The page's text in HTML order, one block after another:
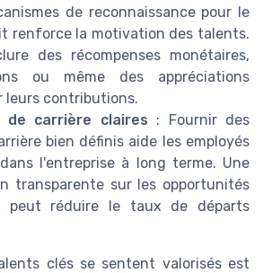
de reconnaissance pour le
renforce la motivation des talents.
des récompenses monétaires,
ou même des appréciations
leurs contributions.
de carrière claires : Fournir des
bien définis aide les employés
l'entreprise à long terme. Une
transparente sur les opportunités
peut réduire le taux de départs
clés se sentent valorisés est